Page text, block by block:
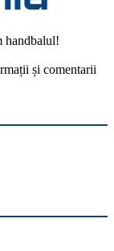
handbalul!
și comentarii